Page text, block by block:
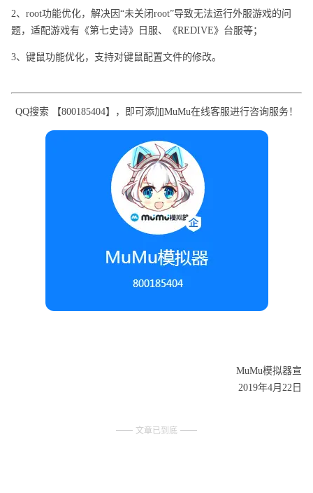
2、root功能优化，解决因“未关闭root”导致无法运行外服游戏的问
题，适配游戏有《第七史诗》日服、《REDIVE》台服等；
3、键鼠功能优化，支持对键鼠配置文件的修改。
QQ搜索 【800185404】，即可添加MuMu在线客服进行咨询服务！
MuMu模拟器宣
2019年4月22日
文章已到底